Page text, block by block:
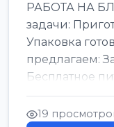
РАБОТА НА
задачи:
Упаковка
предлагаем:
Бесплатное
Легкие
19